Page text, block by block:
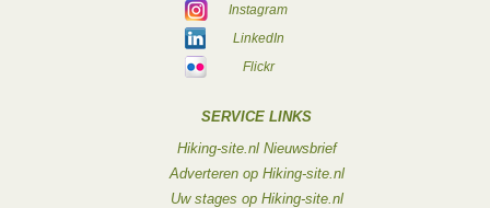
Instagram
LinkedIn
Flickr
SERVICE LINKS
Hiking-site.nl Nieuwsbrief
Adverteren op Hiking-site.nl
Uw stages op Hiking-site.nl